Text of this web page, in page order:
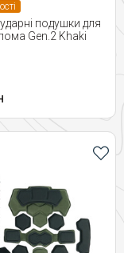
подушки для
Gen.2 Khaki